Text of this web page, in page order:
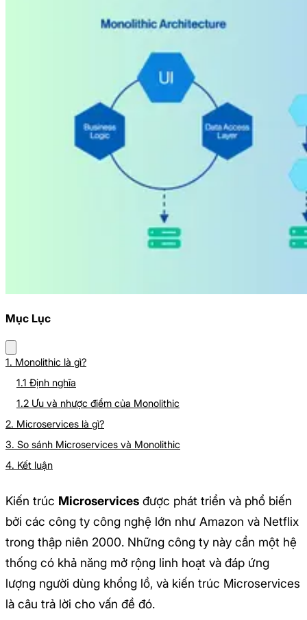
Mục Lục
1. Monolithic là gì?
1.1 Định nghĩa
1.2 Ưu và nhược điểm của Monolithic
2. Microservices là gì?
3. So sánh Microservices và Monolithic
4. Kết luận
Kiến trúc Microservices được phát triển và phổ biến
bởi các công ty công nghệ lớn như Amazon và Netflix
trong thập niên 2000. Những công ty này cần một hệ
thống có khả năng mở rộng linh hoạt và đáp ứng
lượng người dùng khổng lồ, và kiến trúc Microservices
là câu trả lời cho vấn đề đó.